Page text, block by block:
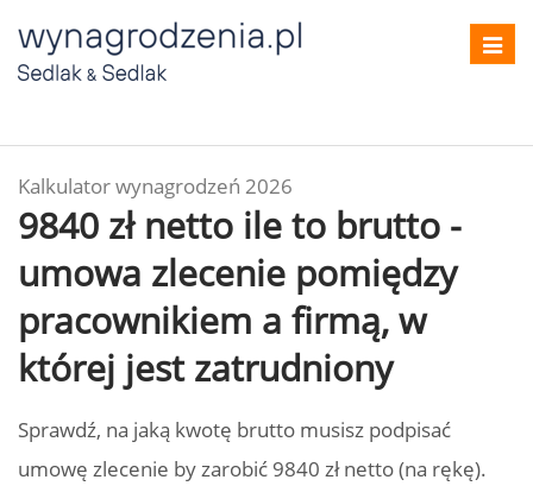
Kalkulator wynagrodzeń 2026
9840 zł netto ile to brutto -
umowa zlecenie pomiędzy
pracownikiem a firmą, w
której jest zatrudniony
Sprawdź, na jaką kwotę brutto musisz podpisać
umowę zlecenie by zarobić 9840 zł netto (na rękę).